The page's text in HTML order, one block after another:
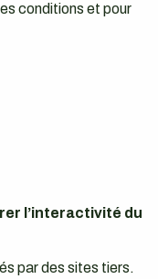
conditions et pour
l’interactivité du
par des sites tiers.